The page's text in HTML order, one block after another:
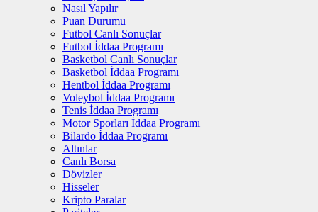
Nasıl Yapılır
Puan Durumu
Futbol Canlı Sonuçlar
Futbol İddaa Programı
Basketbol Canlı Sonuçlar
Basketbol İddaa Programı
Hentbol İddaa Programı
Voleybol İddaa Programı
Tenis İddaa Programı
Motor Sporları İddaa Programı
Bilardo İddaa Programı
Altınlar
Canlı Borsa
Dövizler
Hisseler
Kripto Paralar